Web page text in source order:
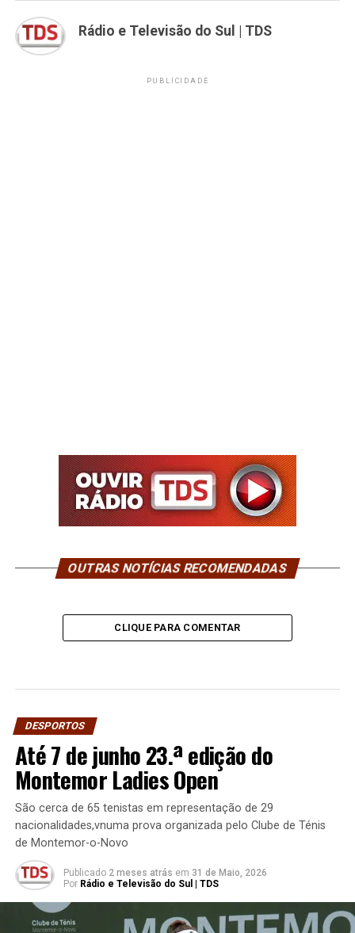
Rádio e Televisão do Sul | TDS
PUBLICIDADE
OUTRAS NOTÍCIAS RECOMENDADAS
CLIQUE PARA COMENTAR
DESPORTOS
Até 7 de junho 23.ª edição do
Montemor Ladies Open
São cerca de 65 tenistas em representação de 29
nacionalidades,vnuma prova organizada pelo Clube de Ténis
de Montemor-o-Novo
Publicado 2 meses atrás em 31 de Maio, 2026
Por Rádio e Televisão do Sul | TDS